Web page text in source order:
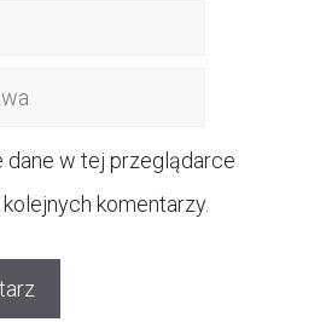
dane w tej przeglądarce
komentarzy.